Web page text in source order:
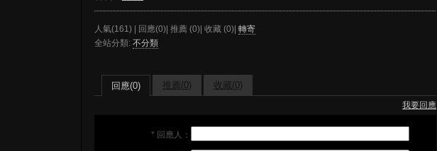
人氣(161) | 回應(0)| 推薦 (0)| 收藏 (0)| 轉寄
全站分類: 不分類
回應(0) 推薦(0) 收藏(0)
我要回應
* 回應人：